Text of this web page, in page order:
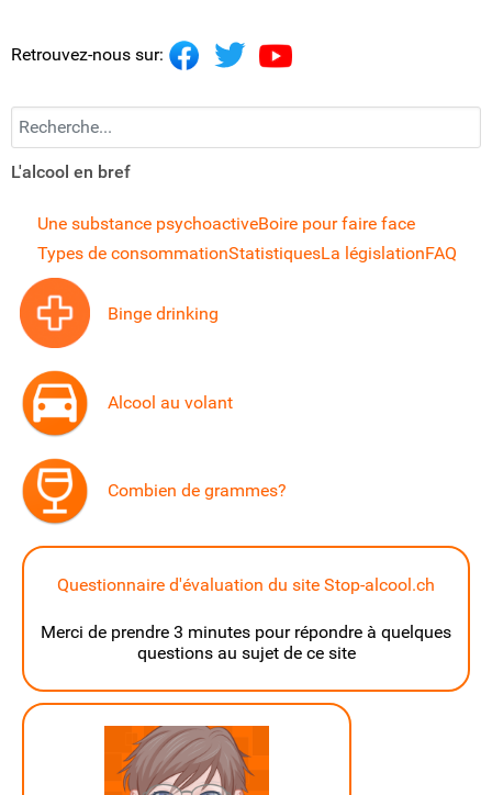
Retrouvez-nous sur:
Recherchez...
L'alcool en bref
Une substance psychoactiveBoire pour faire face
Types de consommationStatistiquesLa législationFAQ
Binge drinking
Alcool au volant
Combien de grammes?
Questionnaire d'évaluation du site Stop-alcool.ch
Merci de prendre 3 minutes pour répondre à quelques
questions au sujet de ce site